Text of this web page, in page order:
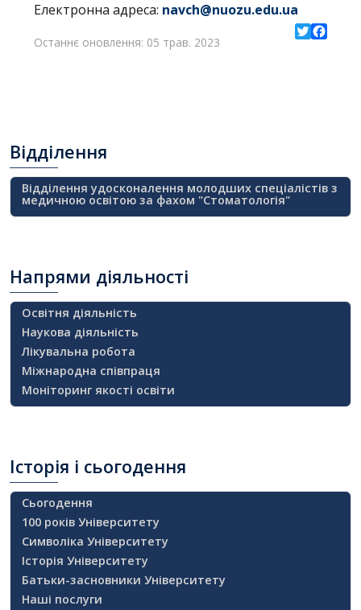
Електронна адреса: navch@nuozu.edu.ua
Останнє оновлення: 05 трав. 2023
Відділення
Відділення удосконалення молодших спеціалістів з
медичною освітою за фахом "Стоматологія"
Напрями діяльності
Освітня діяльність
Наукова діяльність
Лікувальна робота
Міжнародна співпраця
Моніторинг якості освіти
Історія і сьогодення
Сьогодення
100 років Університету
Символіка Університету
Історія Університету
Батьки-засновники Університету
Наші послуги